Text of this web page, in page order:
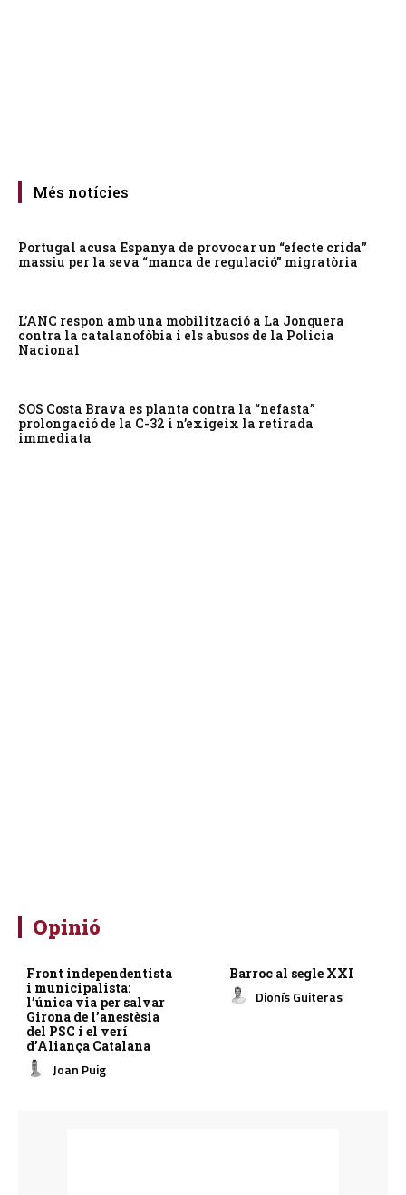
Més notícies
Portugal acusa Espanya de provocar un “efecte crida”
massiu per la seva “manca de regulació” migratòria
L’ANC respon amb una mobilització a La Jonquera
contra la catalanofòbia i els abusos de la Policia
Nacional
SOS Costa Brava es planta contra la “nefasta”
prolongació de la C-32 i n’exigeix la retirada
immediata
Opinió
Front independentista
i municipalista:
l’única via per salvar
Girona de l’anestèsia
del PSC i el verí
d’Aliança Catalana
Joan Puig
Barroc al segle XXI
Dionís Guiteras